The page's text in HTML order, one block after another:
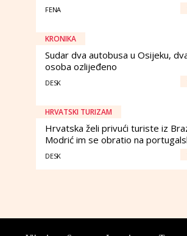
FENA
KRONIKA
Sudar dva autobusa u Osijeku,
osoba ozlijeđeno
DESK
HRVATSKI TURIZAM
Hrvatska želi privući turiste iz
Modrić im se obratio na
DESK